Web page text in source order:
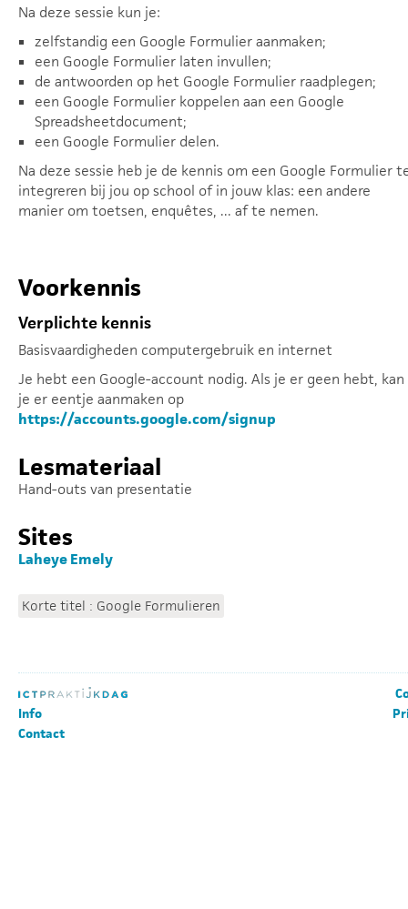
Na deze sessie kun je:
zelfstandig een Google Formulier aanmaken;
een Google Formulier laten invullen;
de antwoorden op het Google Formulier raadplegen;
een Google Formulier koppelen aan een Google
Spreadsheetdocument;
een Google Formulier delen.
Na deze sessie heb je de kennis om een Google Formulier
integreren bij jou op school of in jouw klas: een andere
manier om toetsen, enquêtes, ... af te nemen.
Voorkennis
Verplichte kennis
Basisvaardigheden computergebruik en internet
Je hebt een Google-account nodig. Als je er geen hebt, kan
je er eentje aanmaken op
https://accounts.google.com/signup
Lesmateriaal
Hand-outs van presentatie
Sites
Laheye Emely
Korte titel : Google Formulieren
Info
Contact